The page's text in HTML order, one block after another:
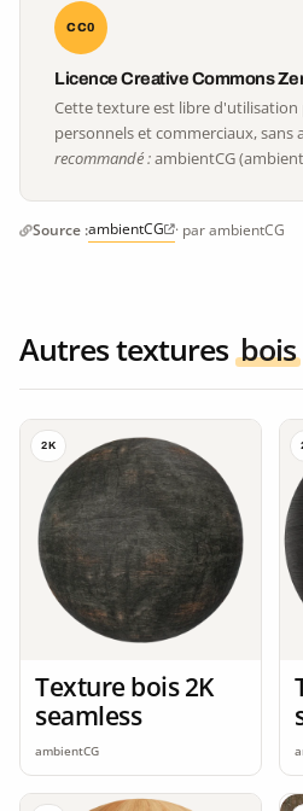
CC0
Licence Creative Commons
Cette texture est libre
personnels et commerciaux,
recommandé :ambientCG
Source :ambientCG · par ambientCG
Autres textures bois
2K
Texture bois 2K
seamless
ambientCG